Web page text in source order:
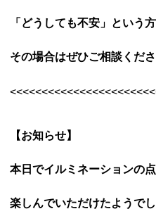
「どうしても不安」という
その場合はぜひご相談くだ
【お知らせ】
本日でイルミネーションの
楽しんでいただけたようで